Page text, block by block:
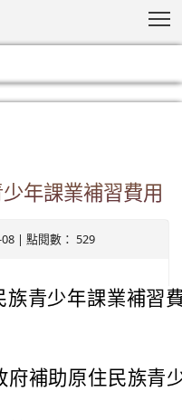
年課業補習費用
| 點閱數： 529
族青少年課業補習
府補助原住民族青